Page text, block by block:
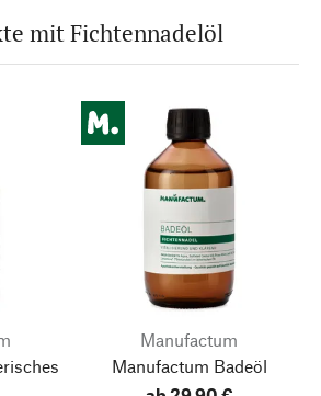
mit Fichtennadelöl
Manufactum
Manufactum Badeöl